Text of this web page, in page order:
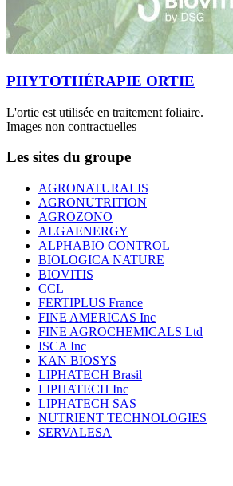
PHYTOTHÉRAPIE ORTIE
L'ortie est utilisée en traitement foliaire.
Images non contractuelles
Les sites du groupe
AGRONATURALIS
AGRONUTRITION
AGROZONO
ALGAENERGY
ALPHABIO CONTROL
BIOLOGICA NATURE
BIOVITIS
CCL
FERTIPLUS France
FINE AMERICAS Inc
FINE AGROCHEMICALS Ltd
ISCA Inc
KAN BIOSYS
LIPHATECH Brasil
LIPHATECH Inc
LIPHATECH SAS
NUTRIENT TECHNOLOGIES
SERVALESA